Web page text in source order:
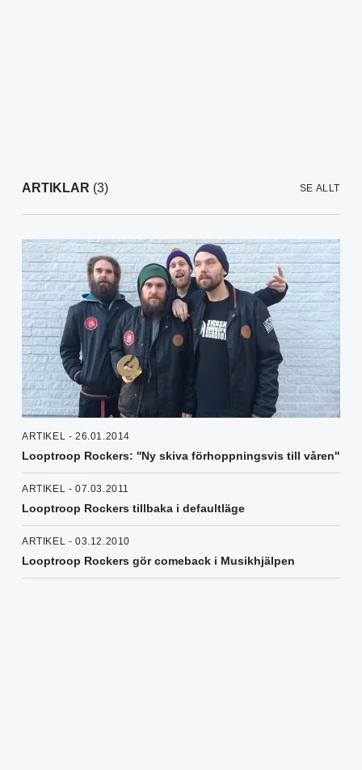
ARTIKLAR (3) SE ALLT
ARTIKEL - 26.01.2014
Looptroop Rockers: ''Ny skiva förhoppningsvis till våren''
ARTIKEL - 07.03.2011
Looptroop Rockers tillbaka i defaultläge
ARTIKEL - 03.12.2010
Looptroop Rockers gör comeback i Musikhjälpen